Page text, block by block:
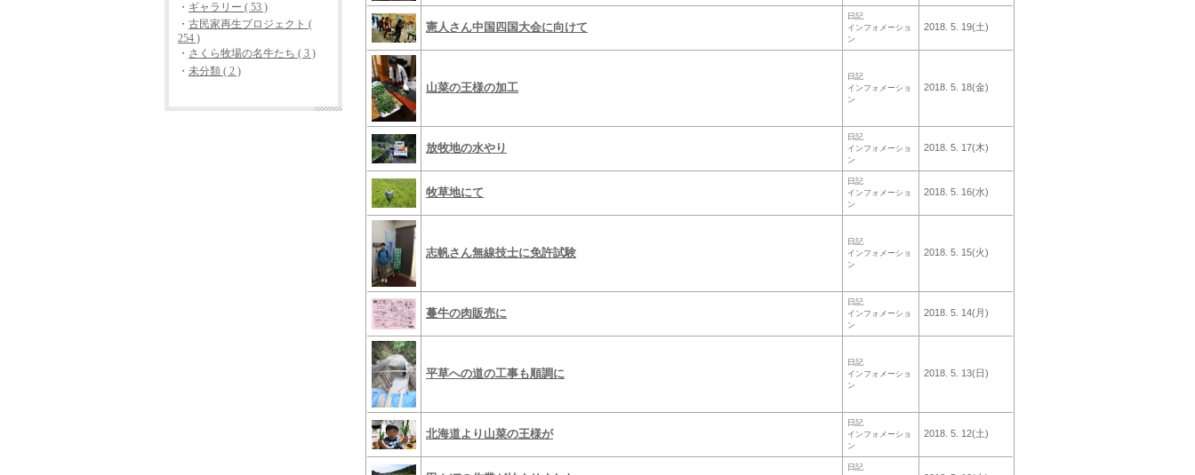
・ ギャラリー ( 53 )
・ 古民家再生プロジェクト (
254 )
・ さくら牧場の名牛たち ( 3 )
・ 未分類 ( 2 )
憲人さん中国四国大会に向けて
日記
インフォメーショ
ン
2018. 5. 19(土)
山菜の王様の加工
日記
インフォメーショ
ン
2018. 5. 18(金)
放牧地の水やり
日記
インフォメーショ
ン
2018. 5. 17(木)
牧草地にて
日記
インフォメーショ
ン
2018. 5. 16(水)
志帆さん無線技士に免許試験
日記
インフォメーショ
ン
2018. 5. 15(火)
蔓牛の肉販売に
日記
インフォメーショ
ン
2018. 5. 14(月)
平草への道の工事も順調に
日記
インフォメーショ
ン
2018. 5. 13(日)
北海道より山菜の王様が
日記
インフォメーショ
ン
2018. 5. 12(土)
日記